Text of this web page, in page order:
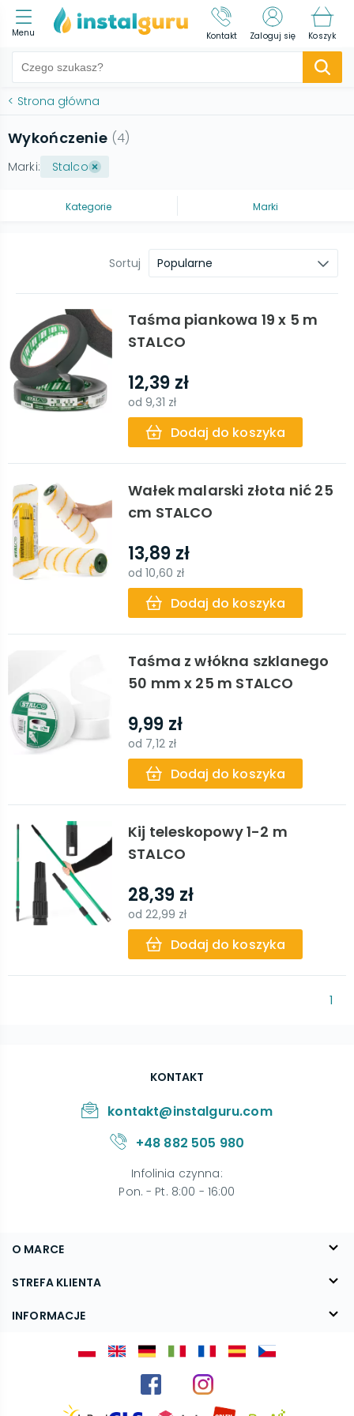
Menu Kontakt Zaloguj się Koszyk
< Strona główna
Wykończenie (4)
Marki: Stalco
Kategorie Marki
Sortuj Popularne
Taśma piankowa 19 x 5 m
STALCO
12,39 zł
od9,31 zł
Dodaj do koszyka
Wałek malarski złota nić 25
cm STALCO
13,89 zł
od10,60 zł
Dodaj do koszyka
Taśma z włókna szklanego
50 mm x 25 m STALCO
9,99 zł
od 7,12 zł
Dodaj do koszyka
Kij teleskopowy 1-2 m
STALCO
28,39 zł
od22,99 zł
Dodaj do koszyka
1
O MARCE
O nas
Blog
STREFA KLIENTA
FAQ
INFORMACJE
KONTAKT
kontakt@instalguru.com
+48 882 505 980
Infolinia czynna:
Pon. - Pt. 8:00 - 16:00